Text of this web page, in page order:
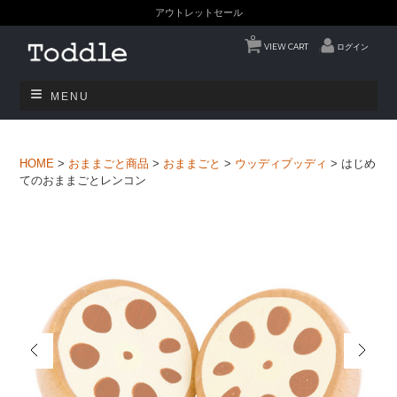
アウトレットセール
VIEW CART
0
ログイン
MENU
HOME > おままごと商品 > おままごと > ウッディプッディ > はじめ
てのおままごとレンコン